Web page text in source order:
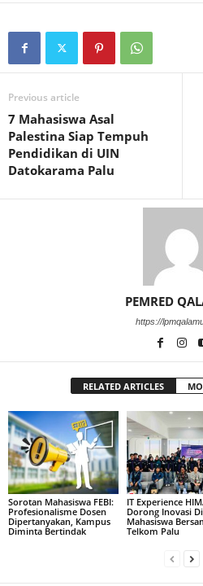
Previous article
7 Mahasiswa Asal
Palestina Siap Tempuh
Pendidikan di UIN
Datokarama Palu
PEMRED
https://
RELATED ARTICLES
Sorotan Mahasiswa FEBI:
Profesionalisme Dosen
Dipertanyakan, Kampus
Diminta Bertindak
IT Experience
Dorong Inovasi
Mahasiswa
Telkom Palu